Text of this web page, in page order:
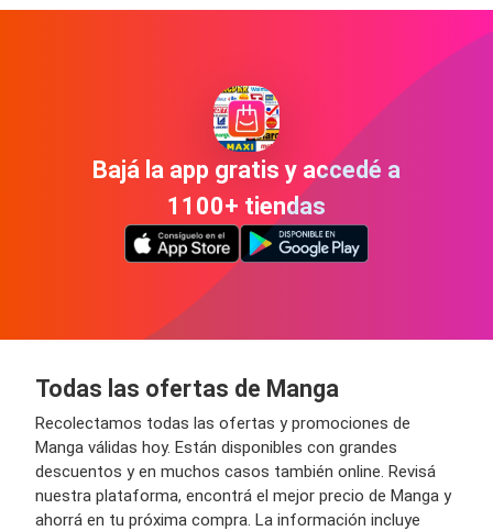
Bajá la app gratis y accedé a
1100+ tiendas
Todas las ofertas de Manga
Recolectamos todas las ofertas y promociones de
Manga válidas hoy. Están disponibles con grandes
descuentos y en muchos casos también online. Revisá
nuestra plataforma, encontrá el mejor precio de Manga y
ahorrá en tu próxima compra. La información incluye